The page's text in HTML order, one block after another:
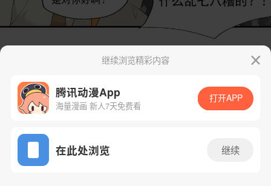
App免费看
继续浏览精彩内容
腾讯动漫App
海量漫画 新人7天免费看
打开APP
在此处浏览 继续